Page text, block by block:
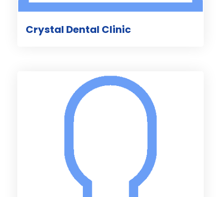
Crystal Dental Clinic